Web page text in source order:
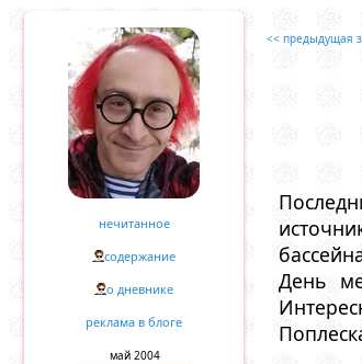
нечитанное
содержание
о дневнике
реклама в блоге
май 2004
<< предыдущая
День